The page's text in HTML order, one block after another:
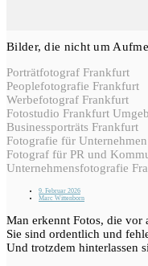
Bilder, die nicht um
Porträtfotograf Frankfurt
Peoplefotografie Frankfurt
Werbefotograf Frankfurt
Fotostudio Frankfurt
Businessporträts Frankfurt
Fotografie für
Fotograf für PR und
Unternehmensfotografie
9. Februar 2026
Marc Wittenborn
Man erkennt Fotos, die
Sie sind ordentlich und
Und trotzdem hinterlassen